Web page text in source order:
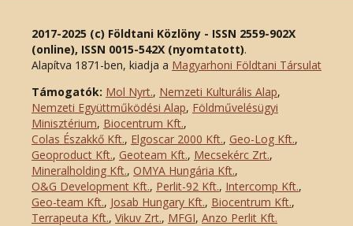
2017-2025 (c) Földtani Közlöny - ISSN 2559-902X
(online), ISSN 0015-542X (nyomtatott).
Alapítva 1871-ben, kiadja a Magyarhoni Földtani Társulat
Támogatók: Mol Nyrt., Nemzeti Kulturális Alap,
Nemzeti Együttműködési Alap, Földművelésügyi
Minisztérium, Biocentrum Kft.,
Colas Északkő Kft., Elgoscar 2000 Kft., Geo-Log Kft.,
Geoproduct Kft., Geoteam Kft., Mecsekérc Zrt.,
Mineralholding Kft., OMYA Hungária Kft.,
O&G Development Kft., Perlit-92 Kft., Intercomp Kft.,
Geo-team Kft., Josab Hungary Kft., Biocentrum Kft.,
Terrapeuta Kft., Vikuv Zrt., MFGI, Anzo Perlit Kft.